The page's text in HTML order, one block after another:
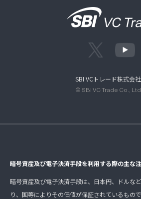
SBI VCトレード株式会社
© SBI VC Trade Co.,
暗号資産及び電子決済手段を利用する際の主な
暗号資産及び電子決済手段は、日本円、ドルな
り、国等によりその価値が保証されているもの